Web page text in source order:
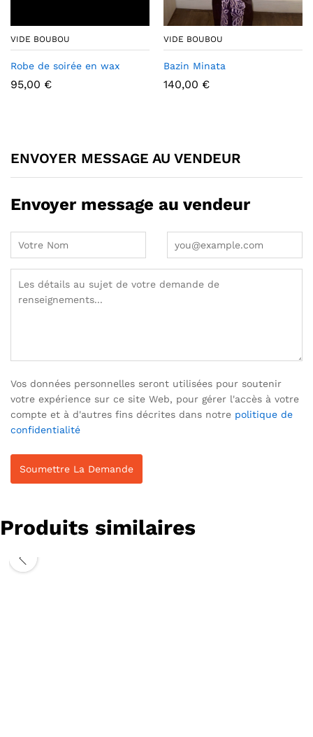
VIDE BOUBOU
Robe de soirée en wax
95,00 €
VIDE BOUBOU
Bazin Minata
140,00 €
ENVOYER MESSAGE AU VENDEUR
Envoyer message au vendeur
Vos données personnelles seront utilisées pour soutenir
votre expérience sur ce site Web, pour gérer l'accès à votre
compte et à d'autres fins décrites dans notre politique de
confidentialité
Produits similaires